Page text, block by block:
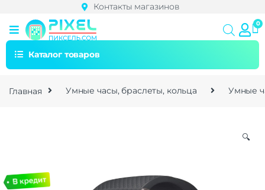
Контакты магазинов
Каталог товаров
Главная Умные часы, браслеты, кольца Умные
🔍